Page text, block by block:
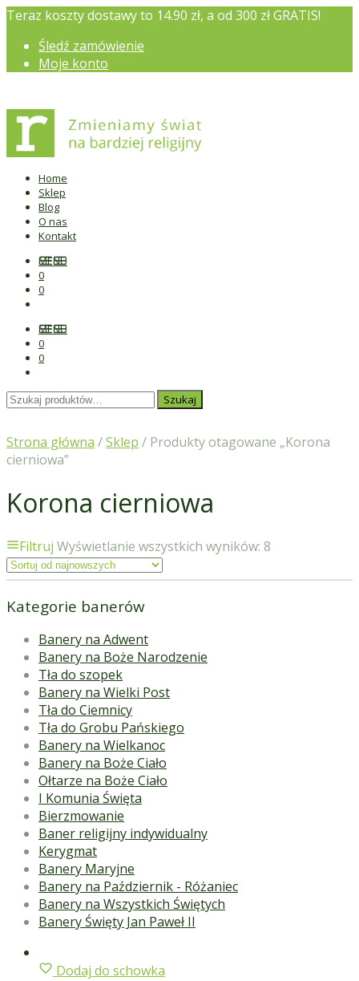
Teraz koszty dostawy to 14.90 zł, a od 300 zł GRATIS!
Śledź zamówienie
Moje konto
Home
Sklep
Blog
O nas
Kontakt
MENU
0
0
MENU
0
0
Szukaj: Szukaj
Strona główna /Sklep / Produkty otagowane „Korona
cierniowa”
Korona cierniowa
Filtruj Wyświetlanie wszystkich wyników: 8
Kategorie banerów
Banery na Adwent
Banery na Boże Narodzenie
Tła do szopek
Banery na Wielki Post
Tła do Ciemnicy
Tła do Grobu Pańskiego
Banery na Wielkanoc
Banery na Boże Ciało
Ołtarze na Boże Ciało
I Komunia Święta
Bierzmowanie
Baner religijny indywidualny
Kerygmat
Banery Maryjne
Banery na Październik - Różaniec
Banery na Wszystkich Świętych
Banery Święty Jan Paweł II
Dodaj do schowka